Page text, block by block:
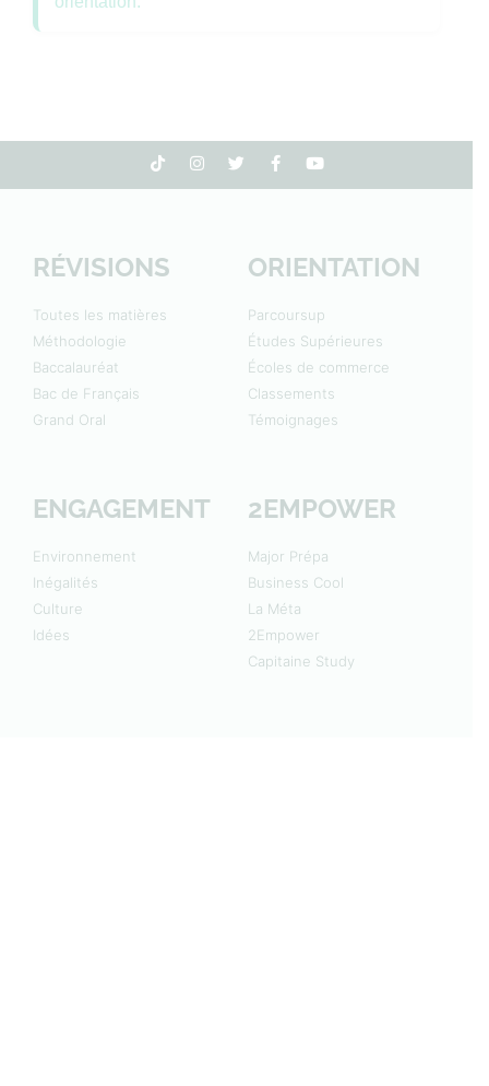
RÉVISIONS
Toutes les matières
Méthodologie
Baccalauréat
Bac de Français
Grand Oral
ORIENTATION
Parcoursup
Études Supérieures
Écoles de commerce
Classements
Témoignages
ENGAGEMENT
Environnement
Inégalités
Culture
Idées
2EMPOWER
Major Prépa
Business Cool
La Méta
2Empower
Capitaine Study